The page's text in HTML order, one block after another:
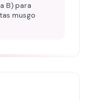
B) para
musgo